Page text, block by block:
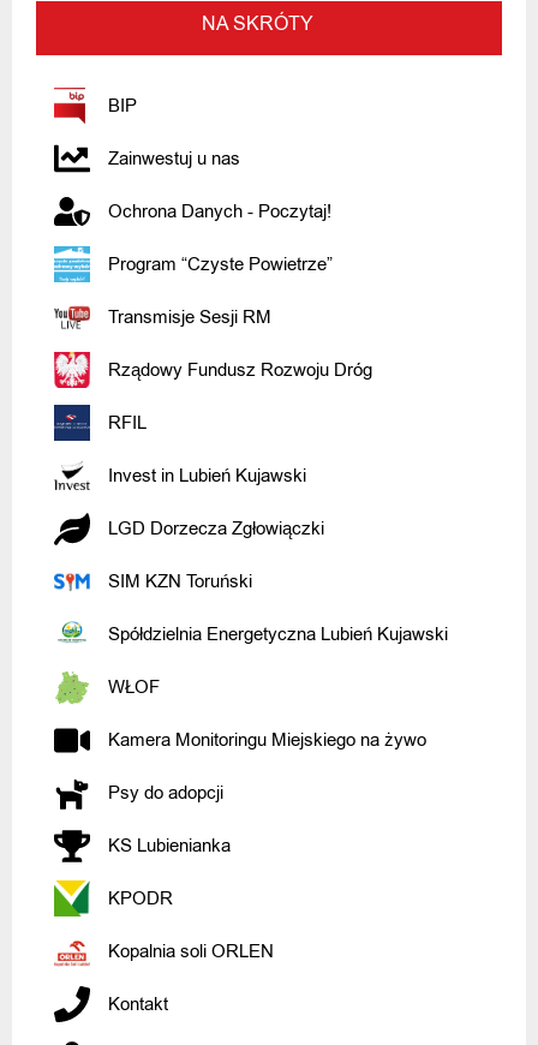
NA SKRÓTY
BIP
Zainwestuj u nas
Ochrona Danych - Poczytaj!
Program “Czyste Powietrze”
Transmisje Sesji RM
Rządowy Fundusz Rozwoju Dróg
RFIL
Invest in Lubień Kujawski
LGD Dorzecza Zgłowiączki
SIM KZN Toruński
Spółdzielnia Energetyczna Lubień Kujawski
WŁOF
Kamera Monitoringu Miejskiego na żywo
Psy do adopcji
KS Lubienianka
KPODR
Kopalnia soli ORLEN
Kontakt